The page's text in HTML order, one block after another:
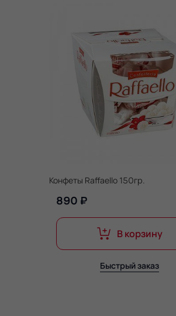
Конфеты Raffaello 150гр.
890 ₽
В корзину
Быстрый заказ